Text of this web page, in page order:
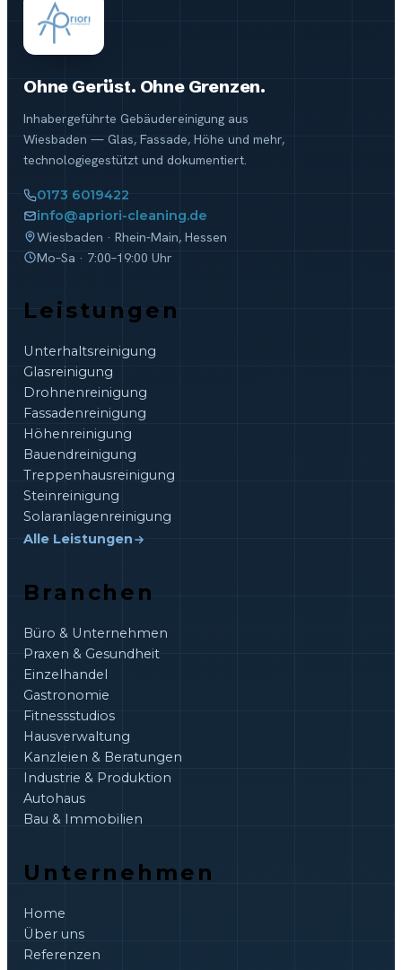
Ohne Gerüst. Ohne Grenzen.
Inhabergeführte Gebäudereinigung aus
Wiesbaden — Glas, Fassade, Höhe und mehr,
technologiegestützt und dokumentiert.
0173 6019422
info@apriori-cleaning.de
Wiesbaden · Rhein-Main, Hessen
Mo–Sa · 7:00–19:00 Uhr
Leistungen
Unterhaltsreinigung
Glasreinigung
Drohnenreinigung
Fassadenreinigung
Höhenreinigung
Bauendreinigung
Treppenhausreinigung
Steinreinigung
Solaranlagenreinigung
Alle Leistungen
Branchen
Büro & Unternehmen
Praxen & Gesundheit
Einzelhandel
Gastronomie
Fitnessstudios
Hausverwaltung
Kanzleien & Beratungen
Industrie & Produktion
Autohaus
Bau & Immobilien
Unternehmen
Home
Über uns
Referenzen